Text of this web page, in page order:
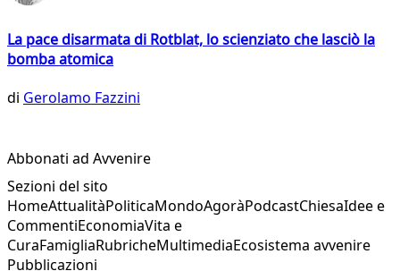
La pace disarmata di Rotblat, lo scienziato che lasciò la
bomba atomica
di Gerolamo Fazzini
Abbonati ad Avvenire
Sezioni del sito
HomeAttualitàPoliticaMondoAgoràPodcastChiesaIdee e
CommentiEconomiaVita e
CuraFamigliaRubricheMultimediaEcosistema avvenire
Pubblicazioni